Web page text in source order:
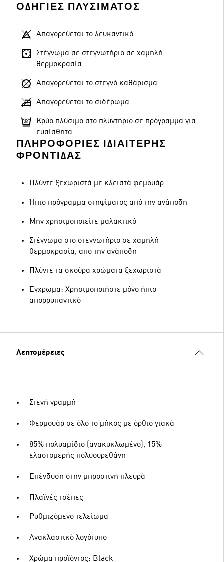
ΟΔΗΓΊΕΣ ΠΛΥΣΊΜΑΤΟΣ
Απαγορεύεται το λευκαντικό
Στέγνωμα σε στεγνωτήριο σε χαμηλή
θερμοκρασία
Απαγορεύεται το στεγνό καθάρισμα
Απαγορεύεται το σιδέρωμα
Κρύο πλύσιμο στο πλυντήριο σε πρόγραμμα για
ευαίσθητα
ΠΛΗΡΟΦΟΡΊΕΣ ΙΔΙΑΊΤΕΡΗΣ
ΦΡΟΝΤΊΔΑΣ
Πλύντε ξεχωριστά με κλειστά φεμουάρ
Ήπιο πρόγραμμα στηψίματος από την ανάποδη
Μην χρησιμοποιείτε μαλακτικό
Στέγνωμα στο στεγνωτήριο σε χαμηλή
θερμοκρασία, απο την ανάποδη
Πλύντε τα σκούρα χρώματα ξεχωριστά
Έγχρωμα: Χρησιμοποιήστε μόνο ήπιο
απορρυπαντικό
Λεπτομέρειες
Στενή γραμμή
Φερμουάρ σε όλο το μήκος με όρθιο γιακά
85% πολυαμίδιο (ανακυκλωμένο), 15%
ελαστομερής πολυουρεθάνη
Επένδυση στην μπροστινή πλευρά
Πλαϊνές τσέπες
Ρυθμιζόμενο τελείωμα
Ανακλαστικό λογότυπο
Χρώμα προϊόντος: Black